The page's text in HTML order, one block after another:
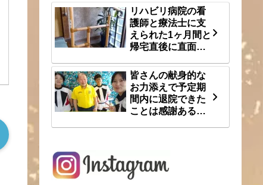
リハビリ病院の看
護師と療法士に支
えられた1ヶ月間と
帰宅直後に直面し
な壁 8/1(土)
皆さんの献身的な
お力添えで予定期
間内に退院できた
ことは感謝あるの